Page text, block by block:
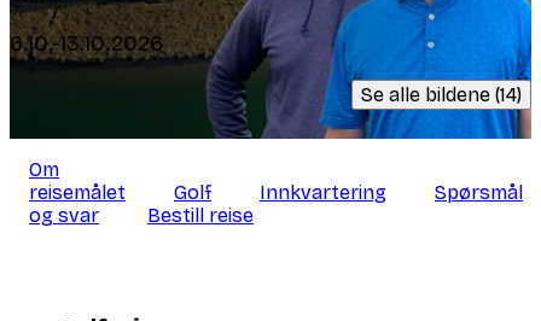
6.10.-13.10.2026
Se alle bildene (14)
Om
reisemålet
Golf Innkvartering
Spørsmål
og svar
Bestill reise